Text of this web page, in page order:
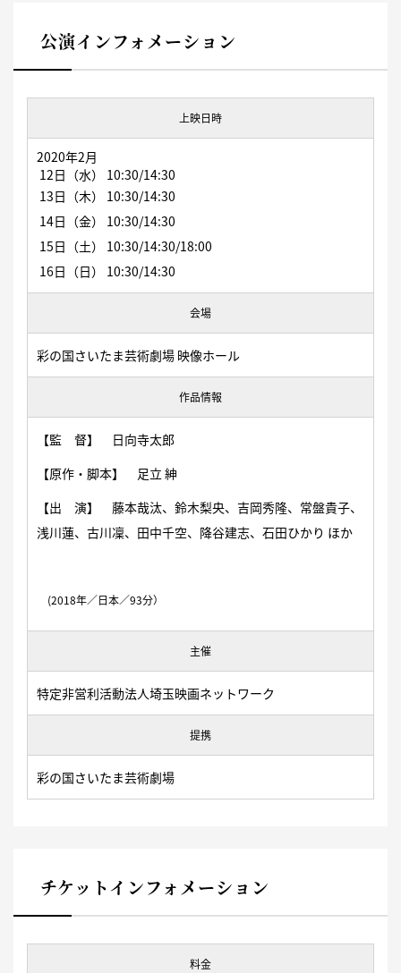
公演インフォメーション
上映日時
2020年2月
12日（水） 10:30/14:30
13日（木） 10:30/14:30
14日（金） 10:30/14:30
15日（土） 10:30/14:30/18:00
16日（日） 10:30/14:30
会場
彩の国さいたま芸術劇場 映像ホール
作品情報
【監 督】 日向寺太郎
【原作・脚本】 足立 紳
【出 演】 藤本哉汰、鈴木梨央、吉岡秀隆、常盤貴子、
浅川蓮、古川凜、田中千空、降谷建志、石田ひかり ほか
(2018年／日本／93分）
主催
特定非営利活動法人埼玉映画ネットワーク
提携
彩の国さいたま芸術劇場
チケットインフォメーション
料金